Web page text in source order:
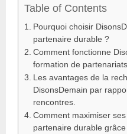
Table of Contents
Pourquoi choisir
partenaire durable ?
Comment fonctionne
formation de
Les avantages de la
DisonsDemain par
rencontres.
Comment maximiser
partenaire durable